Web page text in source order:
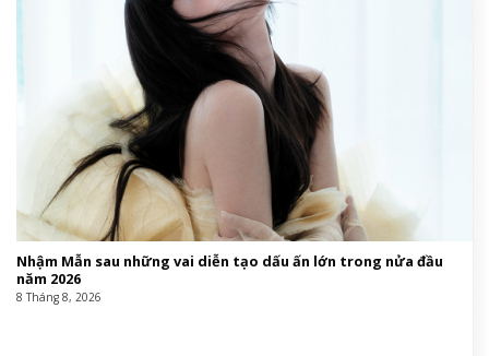
Nhậm Mẫn sau những vai diễn tạo dấu ấn lớn trong nửa đầu
năm 2026
8 Tháng 8, 2026